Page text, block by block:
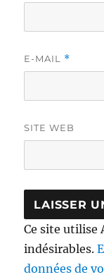
E-MAIL *
SITE WEB
Ce site utilise
indésirables.
données de